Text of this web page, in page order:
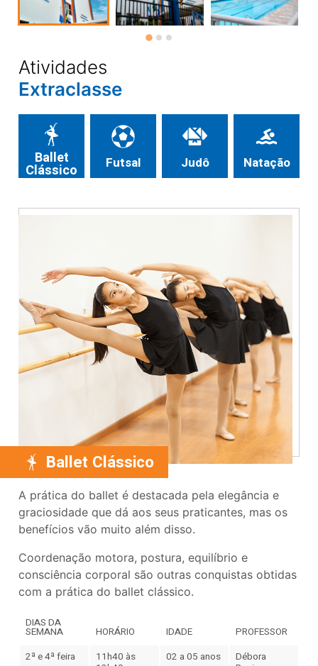
Atividades
Extraclasse
Ballet
Clássico Futsal Judô Natação
Ballet Clássico
A prática do ballet é destacada pela elegância e
graciosidade que dá aos seus praticantes, mas os
benefícios vão muito além disso.
Coordenação motora, postura, equilíbrio e
consciência corporal são outras conquistas obtidas
com a prática do ballet clássico.
DIAS DA
SEMANA HORÁRIO IDADE
PROFESSOR
2ª e 4ª feira
11h40 às
02 a 05 anos
Débora